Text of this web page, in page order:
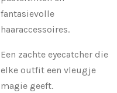
fantasievolle
haaraccessoires.
Een zachte eyecatcher die
elke outfit een vleugje
magie geeft.